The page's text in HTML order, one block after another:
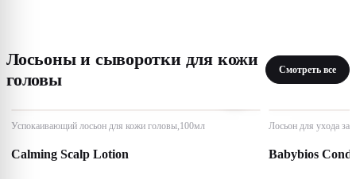
Лосьоны и сыворотки для кожи
головы
Смотреть все
Успокаивающий лосьон для кожи головы,100мл
Calming Scalp Lotion
Лосьон для ухода за
Babybios